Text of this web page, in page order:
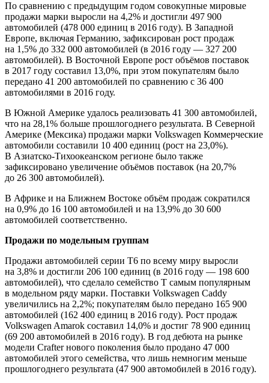
По сравнению с предыдущим годом совокупные мировые
продажи марки выросли на 4,2% и достигли 497 900
автомобилей (478 000 единиц в 2016 году). В Западной
Европе, включая Германию, зафиксирован рост продаж
на 1,5% до 332 000 автомобилей (в 2016 году — 327 200
автомобилей). В Восточной Европе рост объёмов поставок
в 2017 году составил 13,0%, при этом покупателям было
передано 41 200 автомобилей по сравнению с 36 400
автомобилями в 2016 году.
В Южной Америке удалось реализовать 41 300 автомобилей,
что на 28,1% больше прошлогоднего результата. В Северной
Америке (Мексика) продажи марки Volkswagen Коммерческие
автомобили составили 10 400 единиц (рост на 23,0%).
В Азиатско-Тихоокеанском регионе было также
зафиксировано увеличение объёмов поставок (на 20,7%
до 26 300 автомобилей).
В Африке и на Ближнем Востоке объём продаж сократился
на 0,9% до 16 100 автомобилей и на 13,9% до 30 600
автомобилей соответственно.
Продажи по модельным группам
Продажи автомобилей серии T6 по всему миру выросли
на 3,8% и достигли 206 100 единиц (в 2016 году — 198 600
автомобилей), что сделало семейство Т самым популярным
в модельном ряду марки. Поставки Volkswagen Caddy
увеличились на 2,2%; покупателям было передано 165 900
автомобилей (162 400 единиц в 2016 году). Рост продаж
Volkswagen Amarok составил 14,0% и достиг 78 900 единиц
(69 200 автомобилей в 2016 году). В год дебюта на рынке
модели Crafter нового поколения было продано 47 000
автомобилей этого семейства, что лишь немногим меньше
прошлогоднего результата (47 900 автомобилей в 2016 году).